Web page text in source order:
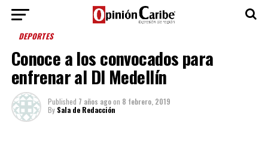
DEPORTES
Conoce a los convocados para
enfrenar al DI Medellín
Published 7 años agoon 8 febrero, 2019
By Sala de Redacción